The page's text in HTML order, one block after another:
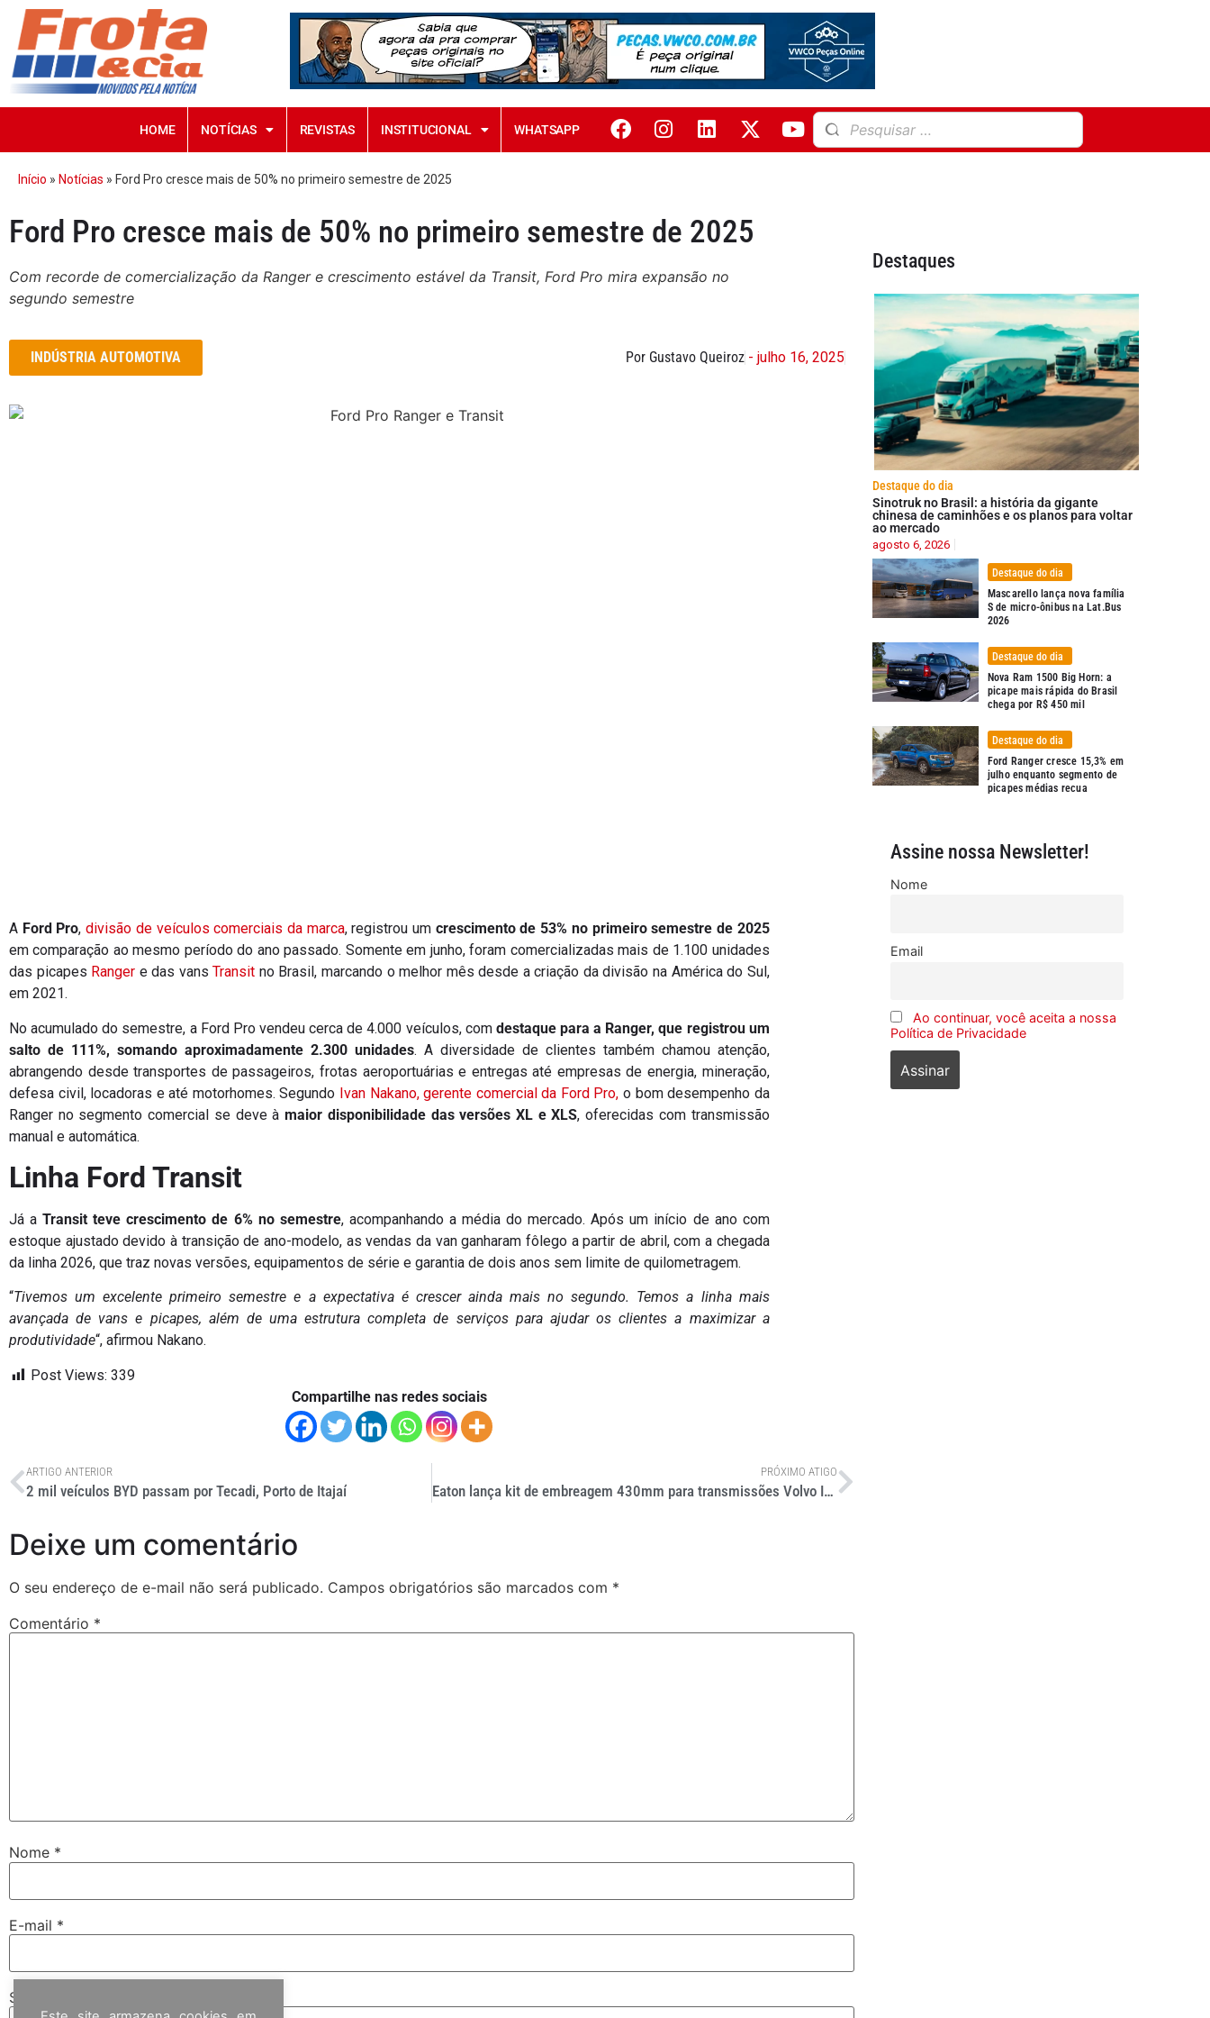
HOME NOTÍCIAS REVISTAS INSTITUCIONAL WHATSAPP
Início » Notícias » Ford Pro cresce mais de 50% no primeiro semestre de 2025
Ford Pro cresce mais de 50% no primeiro semestre de 2025
Com recorde de comercialização da Ranger e crescimento estável da Transit, Ford Pro mira expansão no
segundo semestre
INDÚSTRIA AUTOMOTIVA Por Gustavo Queiroz - julho 16, 2025
A Ford Pro,divisão de veículos comerciais da marca, registrou um crescimento de 53% no primeiro semestre de 2025
em comparação ao mesmo período do ano passado. Somente em junho, foram comercializadas mais de 1.100 unidades
das picapes Ranger e das vansTransit no Brasil, marcando o melhor mês desde a criação da divisão na América do Sul,
em 2021.
No acumulado do semestre, a Ford Pro vendeu cerca de 4.000 veículos, com destaque para a Ranger, que registrou um
salto de 111%, somando aproximadamente 2.300 unidades. A diversidade de clientes também chamou atenção,
abrangendo desde transportes de passageiros, frotas aeroportuárias e entregas até empresas de energia, mineração,
defesa civil, locadoras e até motorhomes. Segundo Ivan Nakano, gerente comercial da Ford Pro, o bom desempenho da
Ranger no segmento comercial se deve àmaior disponibilidade das versões XL e XLS, oferecidas com transmissão
manual e automática.
Linha Ford Transit
Já aTransit teve crescimento de 6% no semestre, acompanhando a média do mercado. Após um início de ano com
estoque ajustado devido à transição de ano-modelo, as vendas da van ganharam fôlego a partir de abril, com a chegada
da linha 2026, que traz novas versões, equipamentos de série e garantia de dois anos sem limite de quilometragem.
“Tivemos um excelente primeiro semestre e a expectativa é crescer ainda mais no segundo. Temos a linha mais
avançada de vans e picapes, além de uma estrutura completa de serviços para ajudar os clientes a maximizar a
produtividade“, afirmou Nakano.
Post Views: 339
Compartilhe nas redes sociais
ARTIGO ANTERIOR
2 mil veículos BYD passam por Tecadi, Porto de Itajaí
PRÓXIMO ATIGO
Eaton lança kit de embreagem 430mm para transmissões Volvo I-Shift
Deixe um comentário
O seu endereço de e-mail não será publicado. Campos obrigatórios são marcados com *
Comentário *
Nome *
E-mail *
Site
Destaques
Destaque do dia
Sinotruk no Brasil: a história da gigante
chinesa de caminhões e os planos para voltar
ao mercado
agosto 6, 2026
Destaque do dia
Mascarello lança nova família
S de micro-ônibus na Lat.Bus
2026
Destaque do dia
Nova Ram 1500 Big Horn: a
picape mais rápida do Brasil
chega por R$ 450 mil
Destaque do dia
Ford Ranger cresce 15,3% em
julho enquanto segmento de
picapes médias recua
Assine nossa Newsletter!
Nome
Email
Ao continuar, você aceita a nossa
Política de Privacidade